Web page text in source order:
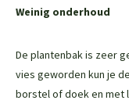
Weinig onderhoud
De plantenbak is zeer
vies geworden kun je
borstel of doek en met